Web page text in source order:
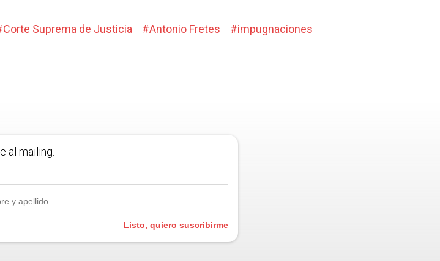
Corte Suprema de Justicia #Antonio Fretes #impugnaciones
al mailing.
Listo, quiero suscribirme